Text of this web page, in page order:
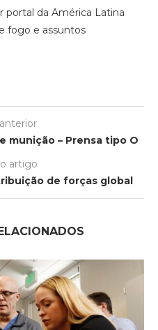
portal da América Latina
fogo e assuntos
munição – Prensa tipo O
artigo
de forças global